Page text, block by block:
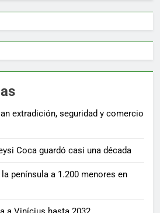
extradición, seguridad y comercio
Coca guardó casi una década
península a 1.200 menores en